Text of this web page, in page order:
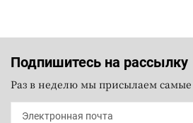
Подпишитесь на рассылку
Раз в неделю мы присылаем